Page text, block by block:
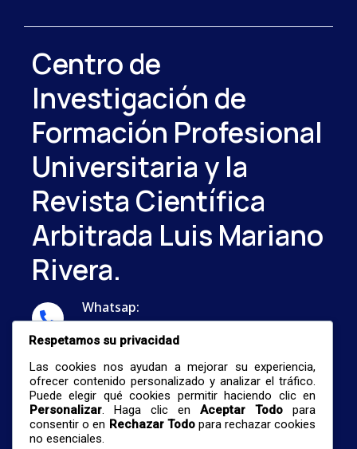
Centro de
Investigación de
Formación Profesional
Universitaria y la
Revista Científica
Arbitrada Luis Mariano
Rivera.
Whatsap:
nestormalave26@gmail.com
Respetamos su privacidad
Las cookies nos ayudan a mejorar su experiencia,
ofrecer contenido personalizado y analizar el tráfico.
Puede elegir qué cookies permitir haciendo clic en
Personalizar. Haga clic enAceptar Todo para
consentir o en Rechazar Todopara rechazar cookies
no esenciales.